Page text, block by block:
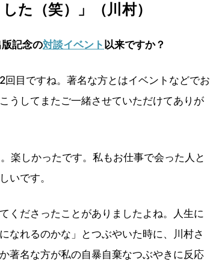
た（笑）」（川村）
記念の対談イベント 以来ですか？
目ですね。著名な方とはイベントなどでお
うしてまたご一緒させていただけてありが
しかったです。私もお仕事で会った人と
いです。
くださったことがありましたよね。人生に
なれるのかな」とつぶやいた時に、川村さ
著名な方が私の自暴自棄なつぶやきに反応